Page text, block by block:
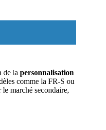
de la personnalisation
comme la FR-S ou
le marché secondaire,